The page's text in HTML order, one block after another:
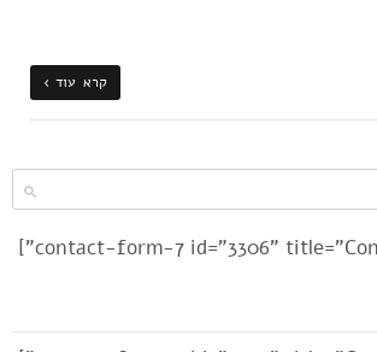
קרא עוד ›